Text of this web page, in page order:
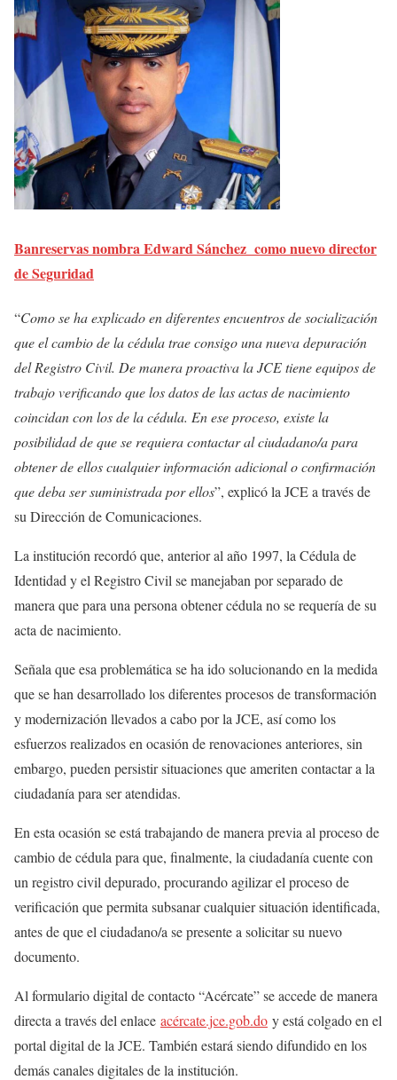
Banreservas nombra Edward Sánchez como nuevo director
de Seguridad
“Como se ha explicado en diferentes encuentros de socialización
que el cambio de la cédula trae consigo una nueva depuración
del Registro Civil. De manera proactiva la JCE tiene equipos de
trabajo verificando que los datos de las actas de nacimiento
coincidan con los de la cédula. En ese proceso, existe la
posibilidad de que se requiera contactar al ciudadano/a para
obtener de ellos cualquier información adicional o confirmación
que deba ser suministrada por ellos”, explicó la JCE a través de
su Dirección de Comunicaciones.
La institución recordó que, anterior al año 1997, la Cédula de
Identidad y el Registro Civil se manejaban por separado de
manera que para una persona obtener cédula no se requería de su
acta de nacimiento.
Señala que esa problemática se ha ido solucionando en la medida
que se han desarrollado los diferentes procesos de transformación
y modernización llevados a cabo por la JCE, así como los
esfuerzos realizados en ocasión de renovaciones anteriores, sin
embargo, pueden persistir situaciones que ameriten contactar a la
ciudadanía para ser atendidas.
En esta ocasión se está trabajando de manera previa al proceso de
cambio de cédula para que, finalmente, la ciudadanía cuente con
un registro civil depurado, procurando agilizar el proceso de
verificación que permita subsanar cualquier situación identificada,
antes de que el ciudadano/a se presente a solicitar su nuevo
documento.
Al formulario digital de contacto “Acércate” se accede de manera
directa a través del enlace acércate.jce.gob.do y está colgado en el
portal digital de la JCE. También estará siendo difundido en los
demás canales digitales de la institución.